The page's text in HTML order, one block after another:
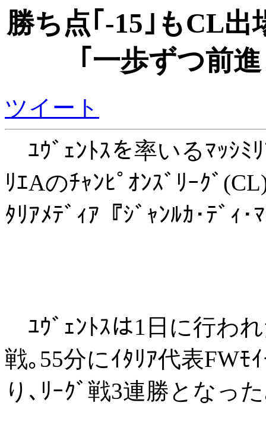
勝ち点｢-15｣もCL
｢一歩ずつ前
ツイート
ﾕｳﾞｪﾝﾄｽを率いるﾏｯｼﾐ
ﾘｴAのﾁｬﾝﾋﾟｵﾝｽﾞﾘｰｸﾞ
ﾀﾘｱﾒﾃﾞｨｱ『ｼﾞｬﾝﾙｶ･ﾃﾞｨ
ﾕｳﾞｪﾝﾄｽは1日に行わ
戦｡55分にｲﾀﾘｱ代表FWﾓ
り､ﾘｰｸﾞ戦3連勝となっ